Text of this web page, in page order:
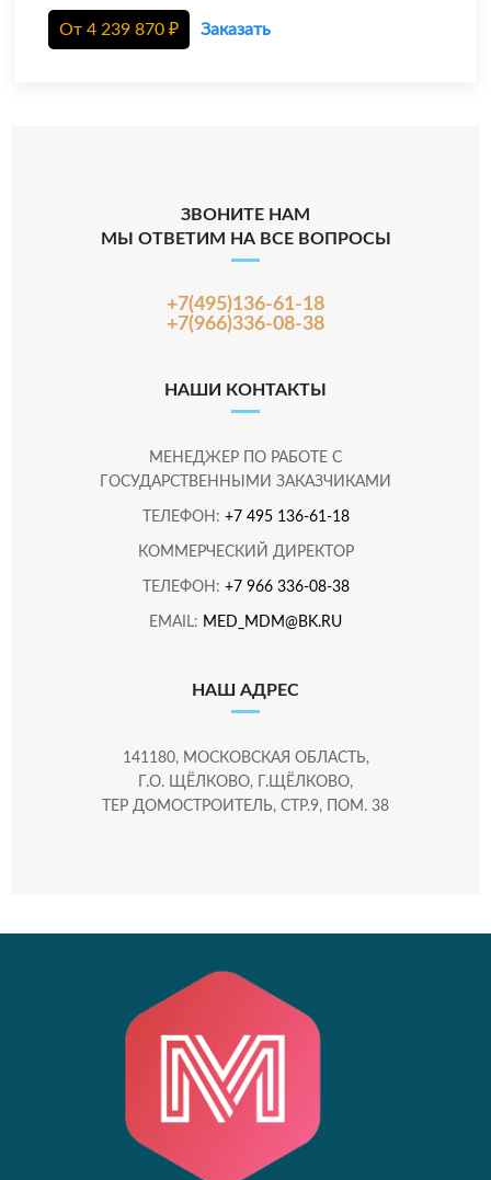
От 4 239 870 ₽ Заказать
ЗВОНИТЕ НАМ
МЫ ОТВЕТИМ НА ВСЕ ВОПРОСЫ
+7(495)136-61-18
+7(966)336-08-38
НАШИ КОНТАКТЫ
МЕНЕДЖЕР ПО РАБОТЕ С
ГОСУДАРСТВЕННЫМИ ЗАКАЗЧИКАМИ
ТЕЛЕФОН: +7 495 136-61-18
КОММЕРЧЕСКИЙ ДИРЕКТОР
ТЕЛЕФОН: +7 966 336-08-38
EMAIL: MED_MDM@BK.RU
НАШ АДРЕС
141180, МОСКОВСКАЯ ОБЛАСТЬ,
Г.О. ЩЁЛКОВО, Г.ЩЁЛКОВО,
ТЕР ДОМОСТРОИТЕЛЬ, СТР.9, ПОМ. 38